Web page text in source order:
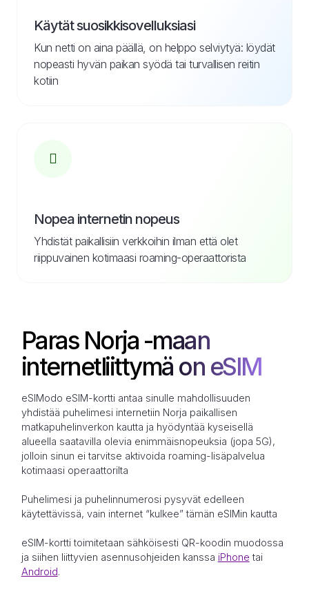
Käytät suosikkisovelluksiasi
Kun netti on aina päällä, on helppo selviytyä: löydät
nopeasti hyvän paikan syödä tai turvallisen reitin
kotiin
Nopea internetin nopeus
Yhdistät paikallisiin verkkoihin ilman että olet
riippuvainen kotimaasi roaming-operaattorista
Paras Norja -maan
internetliittymä on eSIM
eSIModo eSIM-kortti antaa sinulle mahdollisuuden
yhdistää puhelimesi internetiin Norja paikallisen
matkapuhelinverkon kautta ja hyödyntää kyseisellä
alueella saatavilla olevia enimmäisnopeuksia (jopa 5G),
jolloin sinun ei tarvitse aktivoida roaming-lisäpalvelua
kotimaasi operaattorilta
Puhelimesi ja puhelinnumerosi pysyvät edelleen
käytettävissä, vain internet “kulkee” tämän eSIMin kautta
eSIM-kortti toimitetaan sähköisesti QR-koodin muodossa
ja siihen liittyvien asennusohjeiden kanssa iPhone tai
Android.